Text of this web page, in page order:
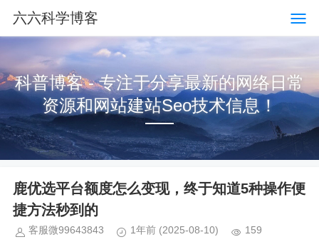
六六科学博客
科普博客 - 专注于分享最新的网络日常
资源和网站建站Seo技术信息！
鹿优选平台额度怎么变现，终于知道5种操作便
捷方法秒到的
客服微99643843 1年前 (2025-08-10) 159